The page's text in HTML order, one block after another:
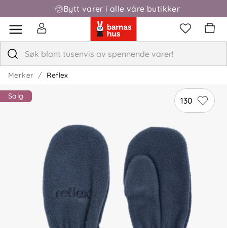
Bytt varer i alle våre butikker
Merker Reflex
130
Salg